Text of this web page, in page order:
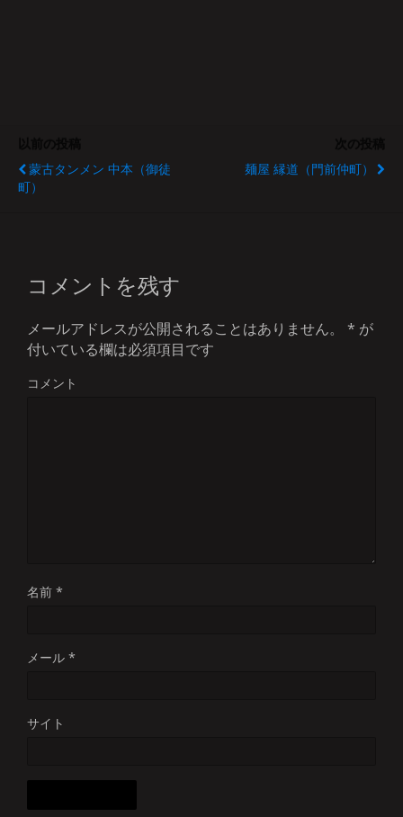
蒙古タンメン 中本（御徒
町）
麺屋 縁道（門前仲町）
コメントを残す
メールアドレスが公開されることはありません。 * が
付いている欄は必須項目です
コメント
名前 *
メール *
サイト